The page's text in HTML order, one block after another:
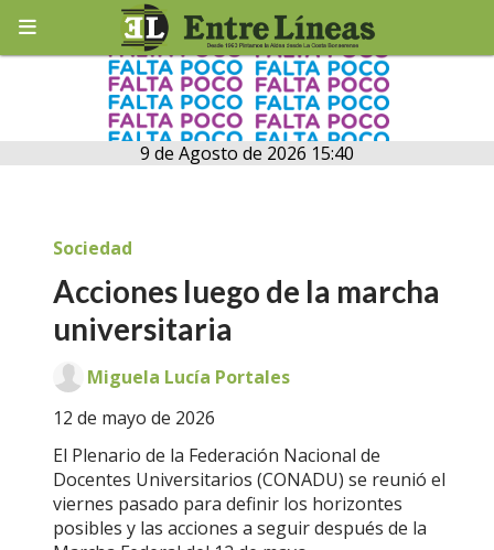
9 de Agosto de 2026 15:40
Acciones luego de la marcha
universitaria
El Plenario de la Federación Nacional de
Docentes Universitarios (CONADU) se reunió el
viernes pasado para definir los horizontes
posibles y las acciones a seguir después de la
Sociedad
12 de mayo de 2026
Miguela Lucía Portales